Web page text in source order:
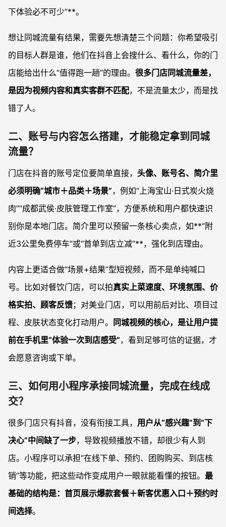
下体验必不可少”**。
想让同城流量有结果，需要先想清楚三个问题：你希望吸引
的目标人群是谁，他们在抖音上会搜什么、看什么，你的门
店能给出什么“值得跑一趟”的理由。 很多门店同城流量差，
是因为视频内容和真实客群不匹配，不是流量太少，而是找
错了人。
二、账号与内容怎么搭建，才能稳定拿到同城
流量？
门店在抖音的账号定位要简单直接， 头像、账号名、简介里
必须明确“城市＋品类＋场景”，例如“上海宝山·日式炭火烧
肉”“成都武侯·皮肤管理工作室”，方便系统和用户都快速识
别你是本地门店。简介里可以预留一条核心卖点，如**“附
近3公里免费停车”或“首单到店立减”**，强化到店理由。
内容上更适合做“场景+结果”型短视频，而不是单纯喊口
号。比如对餐饮门店，可以拍真实上菜速度、环境氛围、价
格实拍、顾客反馈；对美业门店，可以用前后对比、项目过
程、皮肤状态变化打动用户。
同城视频的核心，是让用户提
前在手机里“体验一次到店感受”，看到足够可信的证据，才
会愿意咨询或下单。
三、如何用小程序承接同城流量，完成在线成
交？
很多门店只有抖音，没有衔接工具， 用户从“感兴趣”到“下
决心”中间缺了一步，导致视频播放不错，却很少有人到
店。小程序可以承担“在线下单、预约、团购购买、到店核
销”等功能，把这些动作变成用户一眼就能看懂的按钮。 最
基础的结构是：首页展示爆款套餐＋新客优惠入口＋预约时
间选择。